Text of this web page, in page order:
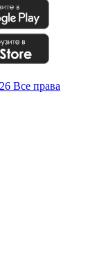
Все права